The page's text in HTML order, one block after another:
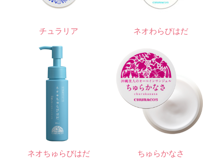
チュラリア ネオわらびはだ
ネオちゅらびはだ ちゅらかなさ